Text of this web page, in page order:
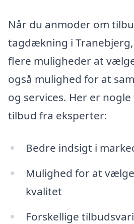
Når du anmoder om
tagdækning i
flere muligheder at
også mulighed for at
og services. Her er
tilbud fra eksperter:
Bedre indsigt i
Mulighed for at
kvalitet
Forskellige